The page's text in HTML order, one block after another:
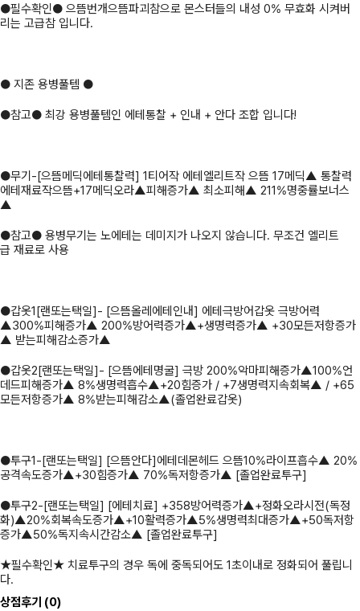
●필수확인● 으뜸번개으뜸파괴참으로 몬스터들의 내성 0% 무효화 시켜버
리는 고급참 입니다.
● 지존 용병풀템 ●
●참고● 최강 용병풀템인 에테통찰 + 인내 + 안다 조합 입니다!
●무기-[으뜸메딕에테통찰력] 1티어작 에테엘리트작 으뜸 17메딕▲ 통찰력
에테재료작으뜸+17메딕오라▲피해증가▲ 최소피해▲ 211%명중률보너스
▲
●참고● 용병무기는 노에테는 데미지가 나오지 않습니다. 무조건 엘리트
급 재료로 사용
●갑옷1[랜또는택일]- [으뜸올레에테인내] 에테극방어갑옷 극방어력
▲300%피해증가▲ 200%방어력증가▲+생명력증가▲ +30모든저항증가
▲ 받는피해감소증가▲
●갑옷2[랜또는택일]- [으뜸에테명굴] 극방 200%악마피해증가▲100%언
데드피해증가▲ 8%생명력흡수▲+20힘증가 / +7생명력지속회복▲ / +65
모든저항증가▲ 8%받는피해감소▲(졸업완료갑옷)
●투구1-[랜또는택일] [으뜸안다]에테데몬헤드 으뜸10%라이프흡수▲ 20%
공격속도증가▲+30힘증가▲ 70%독저항증가▲ [졸업완료투구]
●투구2-[랜또는택일] [에테치료] +358방어력증가▲+정화오라시전(독정
화)▲20%회복속도증가▲+10활력증가▲5%생명력최대증가▲+50독저항
증가▲50%독지속시간감소▲ [졸업완료투구]
★필수확인★ 치료투구의 경우 독에 중독되어도 1초이내로 정화되어 풀립니
다.
상점후기 (0)